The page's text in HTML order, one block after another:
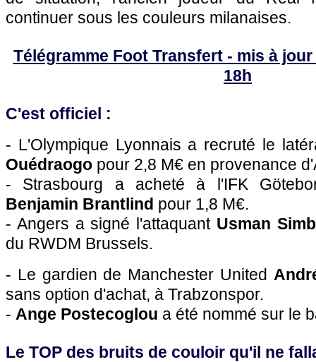
continuer sous les couleurs milanaises.
Télégramme Foot Transfert - mis à
18h
C'est officiel :
- L'Olympique Lyonnais a recruté le
Ouédraogo pour 2,8 M€ en provenance
- Strasbourg a acheté à l'IFK
Benjamin Brantlind pour 1,8 M€.
- Angers a signé l'attaquant Usman
du RWDM Brussels.
- Le gardien de Manchester United
sans option d'achat, à Trabzonspor.
- Ange Postecoglou a été nommé sur le
Le TOP des bruits de couloir qu'il ne